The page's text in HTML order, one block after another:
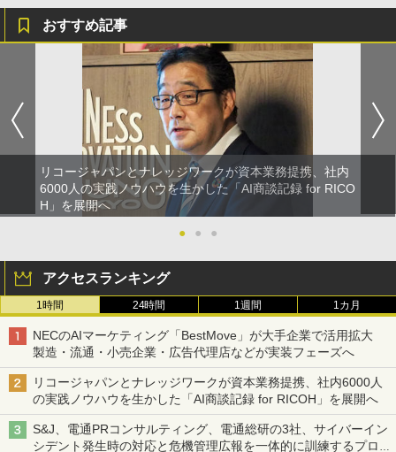
おすすめ記事
リコージャパンとナレッジワークが資本業務提携、社内
6000人の実践ノウハウを生かした「AI商談記録 for RICO
H」を展開へ
●
● ●
アクセスランキング
1時間 24時間 1週間 1カ月
NECのAIマーケティング「BestMove」が大手企業で活用拡大
製造・流通・小売企業・広告代理店などが実装フェーズへ
リコージャパンとナレッジワークが資本業務提携、社内6000人
の実践ノウハウを生かした「AI商談記録 for RICOH」を展開へ
S&J、電通PRコンサルティング、電通総研の3社、サイバーイン
シデント発生時の対応と危機管理広報を一体的に訓練するプログ